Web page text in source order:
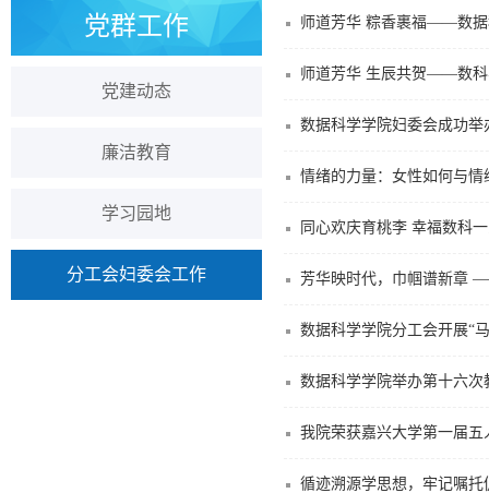
党群工作
党建动态
廉洁教育
学习园地
分工会妇委会工作
师道芳华 粽香裹福——数据
师道芳华 生辰共贺——数科
数据科学学院妇委会成功举
情绪的力量：女性如何与
同心欢庆育桃李 幸福数科
芳华映时代，巾帼谱新章
数据科学学院分工会开展“
数据科学学院举办第十六次
我院荣获嘉兴大学第一届
循迹溯源学思想，牢记嘱